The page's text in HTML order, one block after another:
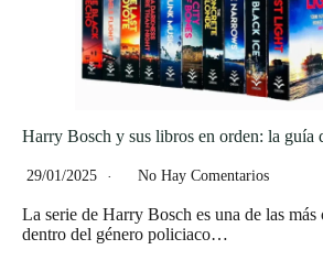
Harry Bosch y sus libros en orden: la guía
29/01/2025 No Hay Comentarios
La serie de Harry Bosch es una de las más
dentro del género policiaco…